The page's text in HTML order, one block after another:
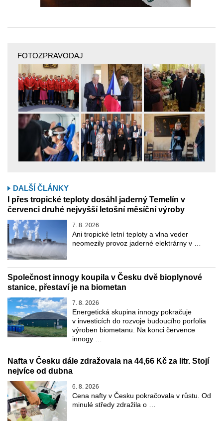
FOTOZPRAVODAJ
DALŠÍ ČLÁNKY
I přes tropické teploty dosáhl jaderný Temelín v
červenci druhé nejvyšší letošní měsíční výroby
7. 8. 2026
Ani tropické letní teploty a vlna veder
neomezily provoz jaderné elektrárny v …
Společnost innogy koupila v Česku dvě bioplynové
stanice, přestaví je na biometan
7. 8. 2026
Energetická skupina innogy pokračuje
v investicích do rozvoje budoucího porfolia
výroben biometanu. Na konci července
innogy …
Nafta v Česku dále zdražovala na 44,66 Kč za litr. Stojí
nejvíce od dubna
6. 8. 2026
Cena nafty v Česku pokračovala v růstu. Od
minulé středy zdražila o …